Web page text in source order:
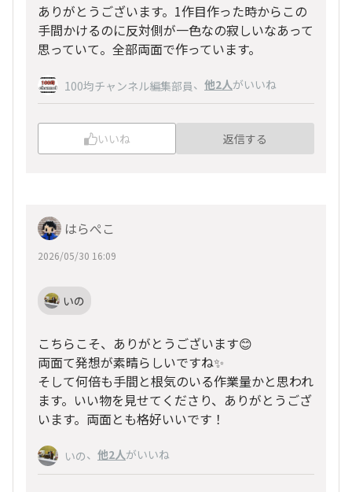
ありがとうございます。1作目作った時からこの
手間かけるのに反対側が一色なの寂しいなあって
思っていて。全部両面で作っています。
100均チャンネル編集部員、 他2人がいいね
いいね 返信する
はらぺこ
2026/05/30 16:09
いの
こちらこそ、ありがとうございます😊
両面て発想が素晴らしいですね✨
そして何倍も手間と根気のいる作業量かと思われ
ます。いい物を見せてくださり、ありがとうござ
います。両面とも格好いいです！
いの、 他2人がいいね